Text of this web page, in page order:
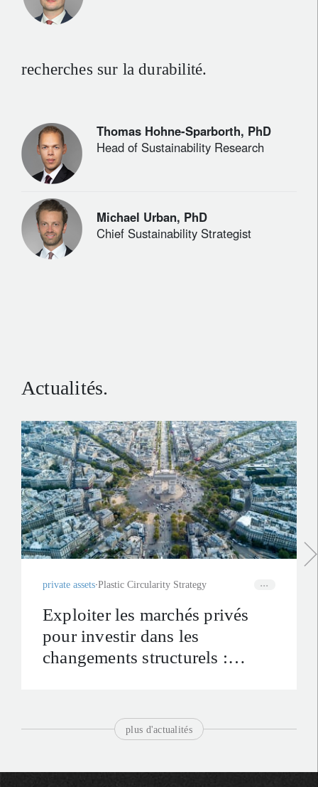
recherches sur la durabilité.
Thomas Hohne-Sparborth, PhD
Head of Sustainability Research
Michael Urban, PhD
Chief Sustainability Strategist
Actualités.
private assets Plastic Circularity Strategy
Exploiter les marchés privés
pour investir dans les
changements structurels :
plus d'actualités